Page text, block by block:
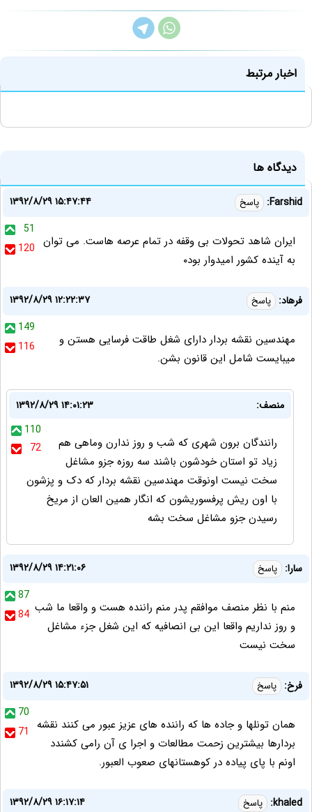
اخبار مرتبط
دیدگاه ها
Farshid: پاسخ
۱۳۹۲/۸/۲۹ ۱۵:۴۷:۴۴
51
120 ایران شاهد تحولات بی وقفه در تمام عرصه هاست. می توان
به آینده کشور امیدوار بود۰
فرهاد: پاسخ
۱۳۹۲/۸/۲۹ ۱۲:۲۲:۳۷
149
116
مهندسین نقشه بردار دارای شغل طاقت فرسایی هستن و
میبایست شامل این قانون بشن.
منصف:
۱۳۹۲/۸/۲۹ ۱۴:۰۱:۲۳
110
72
رانندگان برون شهری که شب و روز ندارن وماهی هم
زیاد تو استان خودشون باشند سه روزه جزو مشاغل
سخت نیست اونوقت مهندسین نقشه بردار که دک و پزشون
با اون ریش پرفسوریشون که انگار همین العان از مریخ
رسیدن جزو مشاغل سخت بشه
سارا: پاسخ
۱۳۹۲/۸/۲۹ ۱۴:۲۱:۰۶
87
84 منم با نظر منصف موافقم پدر منم راننده هست و واقعا ما شب
و روز نداریم واقعا این بی انصافیه که این شغل جزء مشاغل
سخت نیست
فرخ: پاسخ
۱۳۹۲/۸/۲۹ ۱۵:۴۷:۵۱
70
71
همان تونلها و جاده ها که راننده های عزیز عبور می کنند نقشه
بردارها بیشترین زحمت مطالعات و اجرا ی آن رامی کشندد
اونم با پای پیاده در کوهستانهای صعوب العبور.
khaled: پاسخ
۱۳۹۲/۸/۲۹ ۱۶:۱۷:۱۴